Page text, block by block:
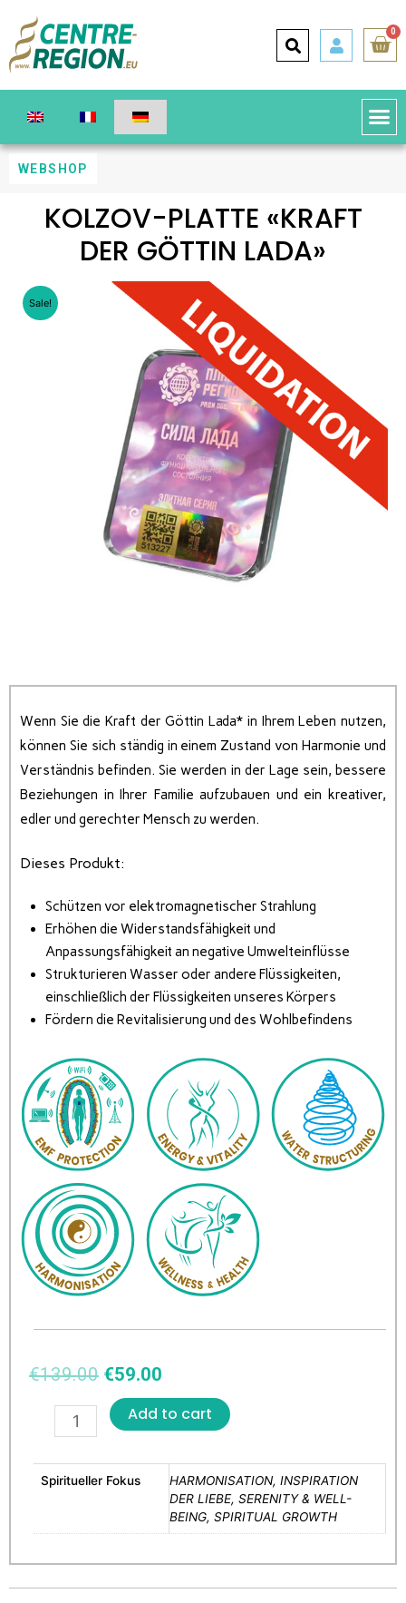
0
WEBSHOP
KOLZOV-PLATTE «KRAFT
DER GÖTTIN LADA»
Sale!
Wenn Sie die Kraft der Göttin Lada* in Ihrem Leben nutzen,
können Sie sich ständig in einem Zustand von Harmonie und
Verständnis befinden. Sie werden in der Lage sein, bessere
Beziehungen in Ihrer Familie aufzubauen und ein kreativer,
edler und gerechter Mensch zu werden.
Dieses Produkt:
Schützen vor elektromagnetischer Strahlung
Erhöhen die Widerstandsfähigkeit und
Anpassungsfähigkeit an negative Umwelteinflüsse
Strukturieren Wasser oder andere Flüssigkeiten,
einschließlich der Flüssigkeiten unseres Körpers
Fördern die Revitalisierung und des Wohlbefindens
€139.00 €59.00
Add to cart
Spiritueller Fokus
HARMONISATION, INSPIRATION
DER LIEBE, SERENITY & WELL-
BEING, SPIRITUAL GROWTH